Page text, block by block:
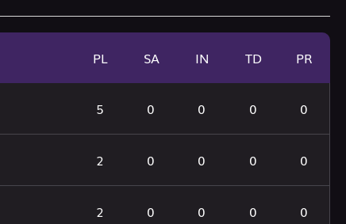
PL SA IN TD PR
5 0 0 0 0
2 0 0 0 0
2 0 0 0 0